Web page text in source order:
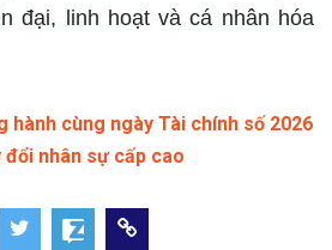
đại, linh hoạt và cá nhân hóa
hành cùng ngày Tài chính số 2026
đổi nhân sự cấp cao